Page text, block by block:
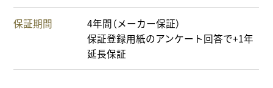
保証期間
4年間（メーカー保証）
保証登録用紙のアンケート回答で+1年
延長保証